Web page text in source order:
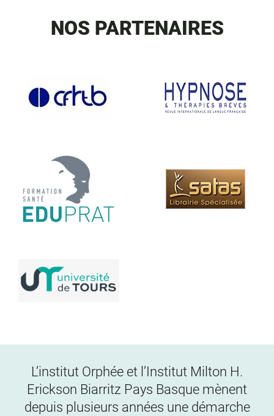
NOS PARTENAIRES
L’institut Orphée et l’Institut Milton H.
Erickson Biarritz Pays Basque mènent
depuis plusieurs années une démarche